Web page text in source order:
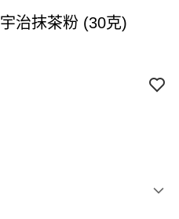
京都宇治森半 Morihan 宇治抹茶粉 (30克)